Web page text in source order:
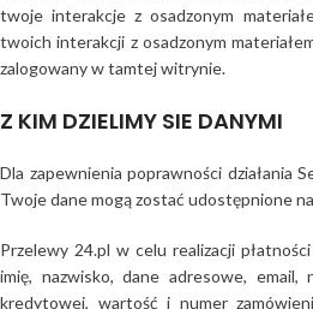
twoje interakcje z osadzonym
twoich interakcji z osadzonym
zalogowany w tamtej witrynie.
Z KIM DZIELIMY SIE DANYMI
Dla zapewnienia poprawności działania
Twoje dane mogą zostać udostępnione
Przelewy 24.pl w celu realizacji
imię, nazwisko, dane adresowe,
kredytowej, wartość i numer